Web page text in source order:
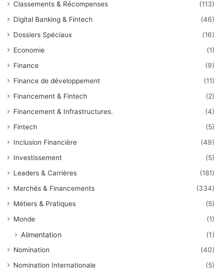
Classements & Récompenses
(113)
Digital Banking & Fintech
(46)
Dossiers Spéciaux
(16)
Economie
(1)
Finance
(9)
Finance de développement
(11)
Financement & Fintech
(2)
Financement & Infrastructures.
(4)
Fintech
(5)
Inclusion Financière
(49)
Investissement
(5)
Leaders & Carrières
(181)
Marchés & Financements
(334)
Métiers & Pratiques
(5)
Monde
(1)
Alimentation (1)
Nomination
(40)
Nomination Internationale
(5)